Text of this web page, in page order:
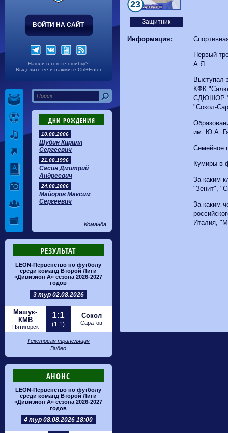
ВОЙТИ НА САЙТ
Нашли в тексте ошибку?
Выделите её и нажмите Ctrl+Enter
ДНИ РОЖДЕНИЯ
10.08.2006
Шубин Кирилл
Сергеевич
21.08.1996
Сасин Дмитрий
Андреевич
24.08.2006
Майоров Максим
Сергеевич
Команда
РЕЗУЛЬТАТ
LEON-Первенство по футболу
среди команд Второй Лиги
«Дивизион А» сезона 2026-2027
годов
3 тур 02.08.2026
Машук-
КМВ
Пятигорск
1:1
(1:1)
Сокол
Саратов
Текстовая трансляция
Видео
АНОНС
LEON-Первенство по футболу
среди команд Второй Лиги
«Дивизион А» сезона 2026-2027
годов
4 тур 08.08.2026 18:00
Защитник
23
Информация:
Первый
А.Я.
Выступал
КФК
СДЮШОР
"Сокол-
им. Ю.А.
Семейное
Кумиры в
За каким
"Зенит",
За каким
Италия,
Калуга
0-1